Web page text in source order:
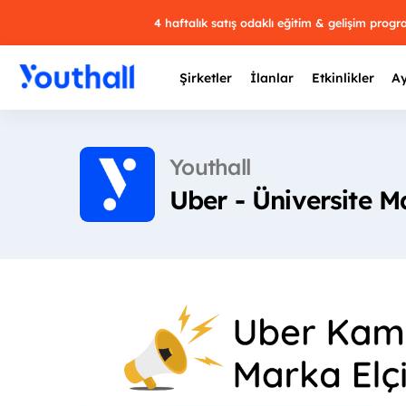
4 haftalık satış odaklı eğitim & gelişim
Şirketler İlanlar Etkinlikler
Youthall
Uber - Üniversite